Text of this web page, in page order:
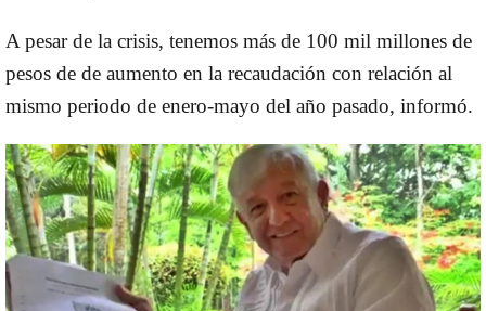
A pesar de la crisis, tenemos más de 100 mil millones de
pesos de de aumento en la recaudación con relación al
mismo periodo de enero-mayo del año pasado, informó.